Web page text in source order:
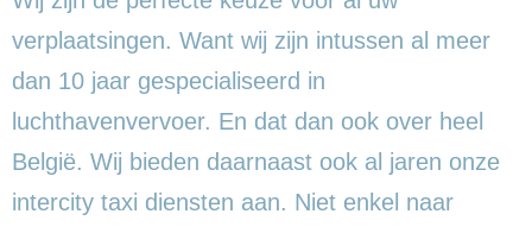
verplaatsingen. Want wij zijn intussen al meer
dan 10 jaar gespecialiseerd in
luchthavenvervoer. En dat dan ook over heel
België. Wij bieden daarnaast ook al jaren onze
intercity taxi diensten aan. Niet enkel naar